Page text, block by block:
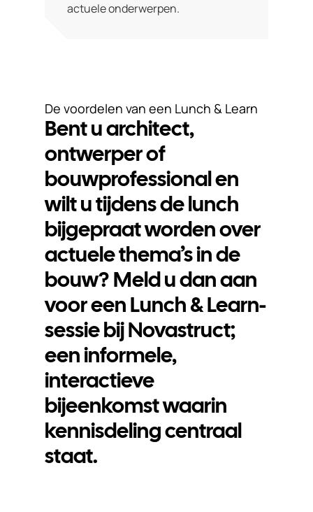
actuele onderwerpen.
De voordelen van een Lunch & Learn
Bent u architect,
ontwerper of
bouwprofessional en
wilt u tijdens de lunch
bijgepraat worden over
actuele thema’s in de
bouw? Meld u dan aan
voor een Lunch & Learn-
sessie bij Novastruct;
een informele,
interactieve
bijeenkomst waarin
kennisdeling centraal
staat.